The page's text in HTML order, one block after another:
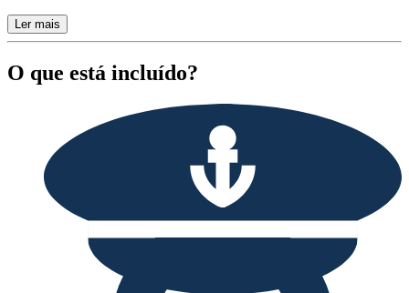
Ler mais
O que está incluído?